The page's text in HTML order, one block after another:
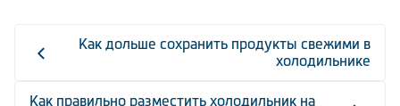
Как дольше сохранить продукты свежими в
холодильнике
Как правильно разместить холодильник на